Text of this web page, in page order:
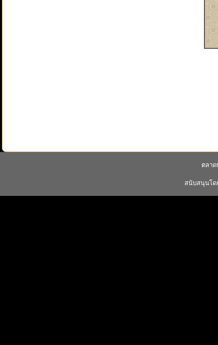
ตลาด
สนับสนุนโ